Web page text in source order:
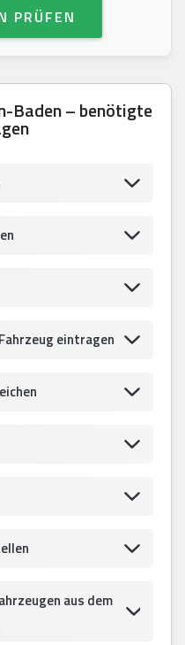
PRÜFEN
Baden – benötigte
eintragen
aus dem